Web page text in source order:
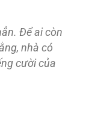
Để ai còn
nhà có
cười của